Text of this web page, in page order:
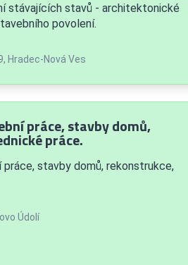
stávajících stavů - architektonické
povolení.
Hradec-Nová Ves
práce, stavby domů,
práce.
stavby domů, rekonstrukce,
Údolí